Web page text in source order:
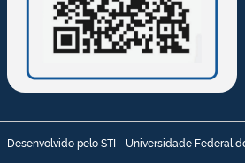
Desenvolvido pelo STI - Universidade Federal